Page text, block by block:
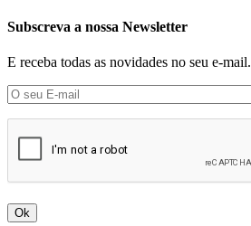
Subscreva a nossa Newsletter
E receba todas as novidades no seu e-mail.
Ok